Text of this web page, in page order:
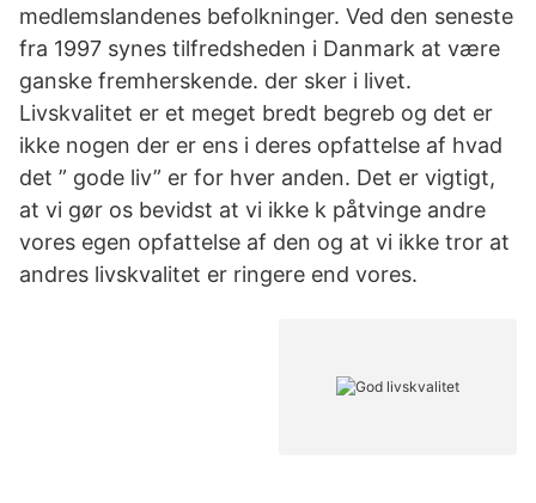
medlemslandenes befolkninger. Ved den seneste
fra 1997 synes tilfredsheden i Danmark at være
ganske fremherskende. der sker i livet.
Livskvalitet er et meget bredt begreb og det er
ikke nogen der er ens i deres opfattelse af hvad
det ” gode liv” er for hver anden. Det er vigtigt,
at vi gør os bevidst at vi ikke k påtvinge andre
vores egen opfattelse af den og at vi ikke tror at
andres livskvalitet er ringere end vores.